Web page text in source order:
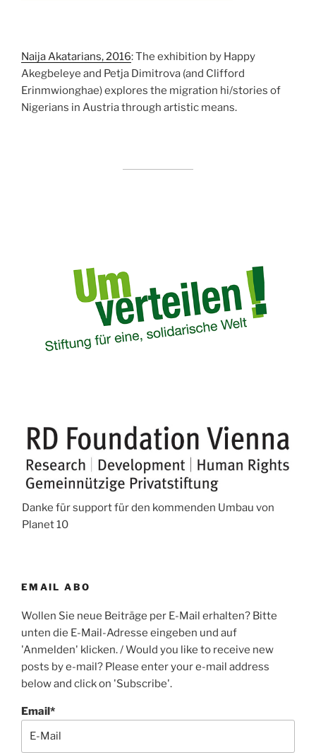
Naija Akatarians, 2016: The exhibition by Happy
Akegbeleye and Petja Dimitrova (and Clifford
Erinmwionghae) explores the migration hi/stories of
Nigerians in Austria through artistic means.
Danke für support für den kommenden Umbau von
Planet 10
EMAIL ABO
Wollen Sie neue Beiträge per E-Mail erhalten? Bitte
unten die E-Mail-Adresse eingeben und auf
'Anmelden' klicken. / Would you like to receive new
posts by e-mail? Please enter your e-mail address
below and click on 'Subscribe'.
Email*